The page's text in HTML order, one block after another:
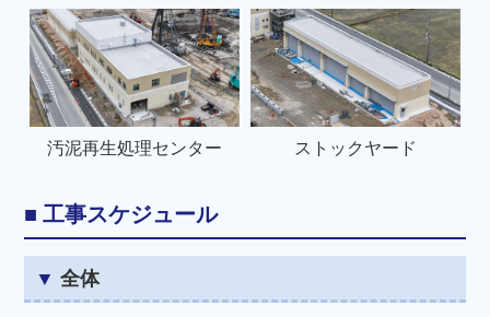
汚泥再生処理センター ストックヤード
工事スケジュール
全体